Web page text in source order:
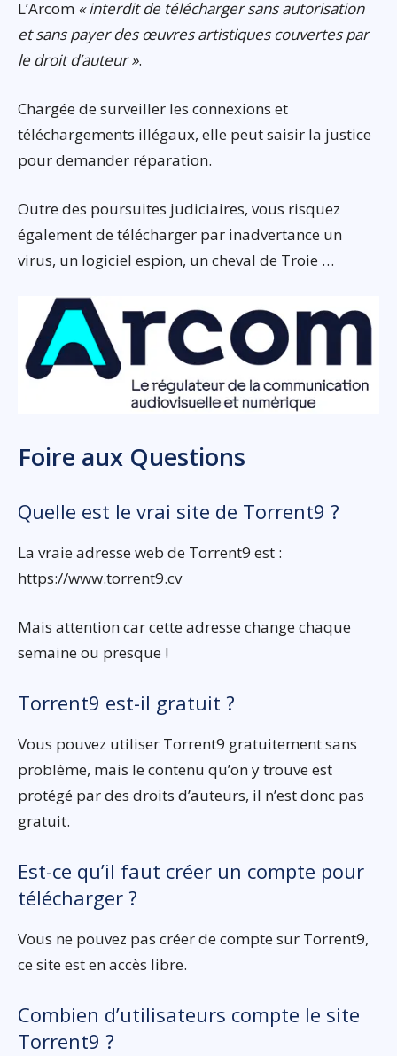
L’Arcom « interdit de télécharger sans autorisation
et sans payer des œuvres artistiques couvertes par
le droit d’auteur ».
Chargée de surveiller les connexions et
téléchargements illégaux, elle peut saisir la justice
pour demander réparation.
Outre des poursuites judiciaires, vous risquez
également de télécharger par inadvertance un
virus, un logiciel espion, un cheval de Troie …
Foire aux Questions
Quelle est le vrai site de Torrent9 ?
La vraie adresse web de Torrent9 est :
https://www.torrent9.cv
Mais attention car cette adresse change chaque
semaine ou presque !
Torrent9 est-il gratuit ?
Vous pouvez utiliser Torrent9 gratuitement sans
problème, mais le contenu qu’on y trouve est
protégé par des droits d’auteurs, il n’est donc pas
gratuit.
Est-ce qu’il faut créer un compte pour
télécharger ?
Vous ne pouvez pas créer de compte sur Torrent9,
ce site est en accès libre.
Combien d’utilisateurs compte le site
Torrent9 ?